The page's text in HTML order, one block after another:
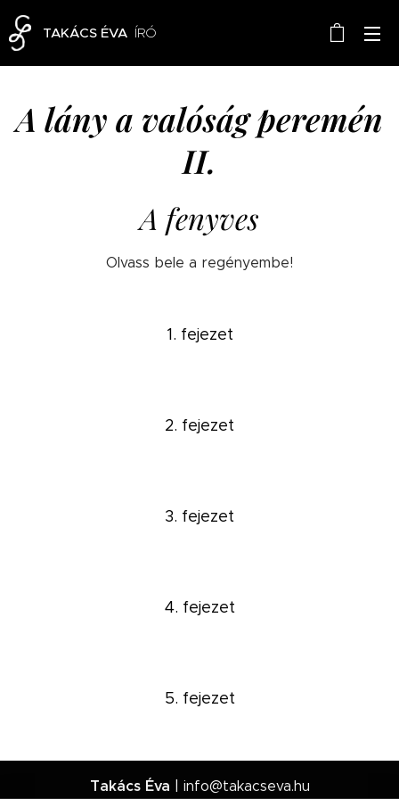
TAKÁCS ÉVA ÍRÓ
A lány a valóság peremén
II.
A fenyves
Olvass bele a regényembe!
1. fejezet
2. fejezet
3. fejezet
4. fejezet
5. fejezet
Takács Éva | info@takacseva.hu